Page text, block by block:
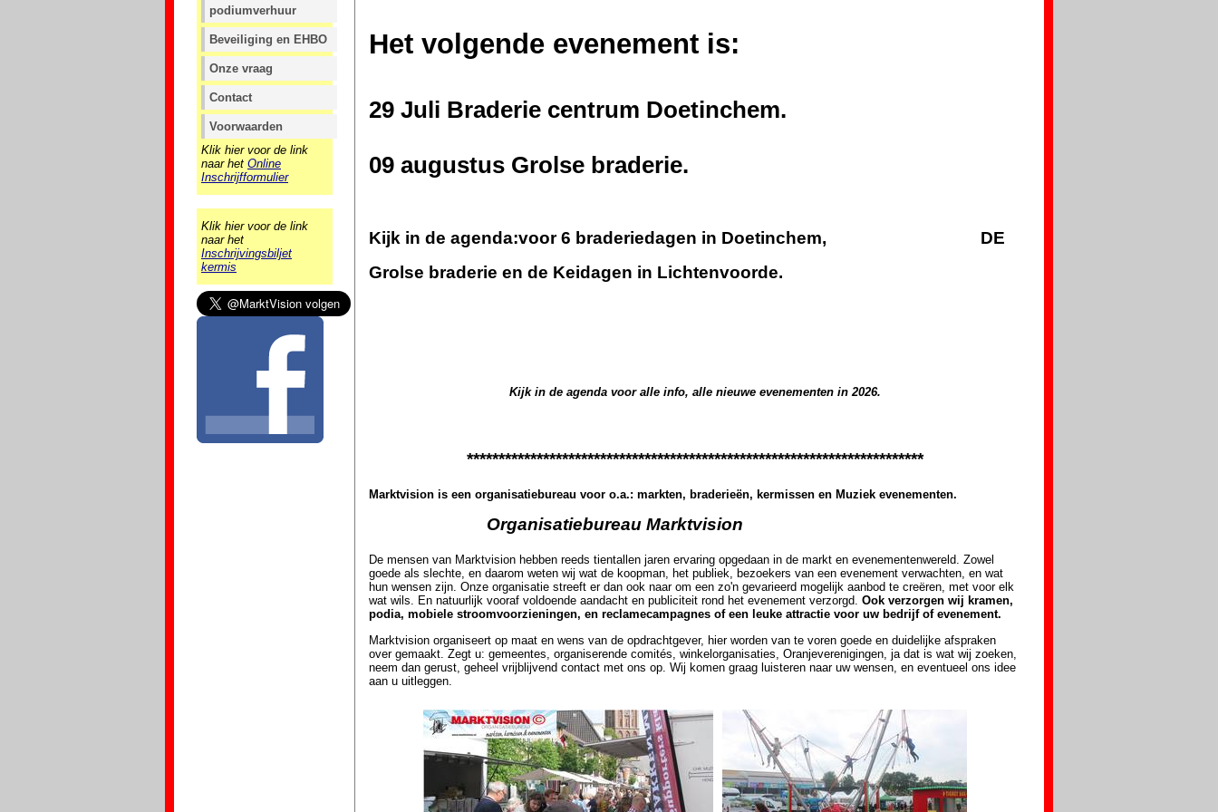
Het volgende evenement is:
29 Juli Braderie centrum Doetinchem.
09 augustus Grolse braderie.
Kijk in de agenda:voor 6 braderiedagen in Doetinchem, DE
Grolse braderie en de Keidagen in Lichtenvoorde.
Kijk in de agenda voor alle info, alle nieuwe evenementen in 2026.
************************************************************************
Marktvision is een organisatiebureau voor o.a.: markten, braderieën, kermissen en Muziek evenementen.
Organisatiebureau Marktvision
De mensen van Marktvision hebben reeds tientallen jaren ervaring opgedaan in de markt en evenementenwereld. Zowel
goede als slechte, en daarom weten wij wat de koopman, het publiek, bezoekers van een evenement verwachten, en wat
hun wensen zijn. Onze organisatie streeft er dan ook naar om een zo'n gevarieerd mogelijk aanbod te creëren, met voor elk
wat wils. En natuurlijk vooraf voldoende aandacht en publiciteit rond het evenement verzorgd. Ook verzorgen wij kramen,
podia, mobiele stroomvoorzieningen, en reclamecampagnes of een leuke attractie voor uw bedrijf of evenement.
Marktvision organiseert op maat en wens van de opdrachtgever, hier worden van te voren goede en duidelijke afspraken
over gemaakt. Zegt u: gemeentes, organiserende comités, winkelorganisaties, Oranjeverenigingen, ja dat is wat wij zoeken,
neem dan gerust, geheel vrijblijvend contact met ons op. Wij komen graag luisteren naar uw wensen, en eventueel ons idee
aan u uitleggen.
podiumverhuur
Beveiliging en EHBO
Onze vraag
Contact
Voorwaarden
Klik hier voor de link
naar het Online
Inschrijfformulier
Klik hier voor de link
naar het
Inschrijvingsbiljet
kermis